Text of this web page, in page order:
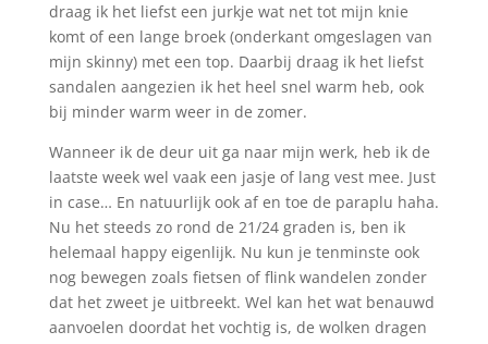
draag ik het liefst een jurkje wat net tot mijn knie
komt of een lange broek (onderkant omgeslagen van
mijn skinny) met een top. Daarbij draag ik het liefst
sandalen aangezien ik het heel snel warm heb, ook
bij minder warm weer in de zomer.
Wanneer ik de deur uit ga naar mijn werk, heb ik de
laatste week wel vaak een jasje of lang vest mee. Just
in case… En natuurlijk ook af en toe de paraplu haha.
Nu het steeds zo rond de 21/24 graden is, ben ik
helemaal happy eigenlijk. Nu kun je tenminste ook
nog bewegen zoals fietsen of flink wandelen zonder
dat het zweet je uitbreekt. Wel kan het wat benauwd
aanvoelen doordat het vochtig is, de wolken dragen